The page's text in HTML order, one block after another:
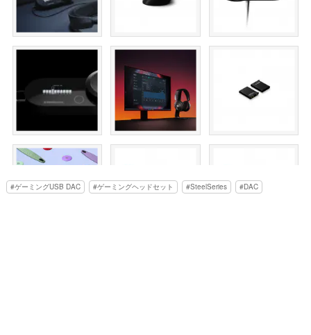
ゲーミングUSB DAC ゲーミングヘッドセット SteelSeries DAC